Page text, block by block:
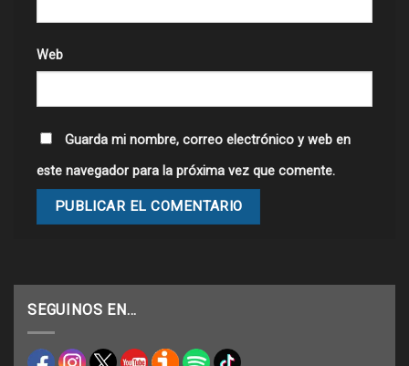
Web
Guarda mi nombre, correo electrónico y web en
este navegador para la próxima vez que comente.
SEGUINOS EN…